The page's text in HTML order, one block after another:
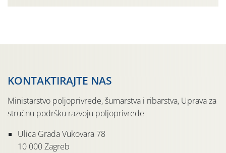
KONTAKTIRAJTE NAS
Ministarstvo poljoprivrede, šumarstva i ribarstva, Uprava za
stručnu podršku razvoju poljoprivrede
Ulica Grada Vukovara 78
10 000 Zagreb